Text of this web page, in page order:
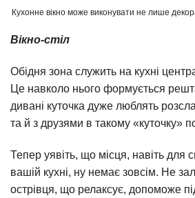
Кухонне вікно може виконувати не лише
Вікно-стіл
Обідня зона служить на кухні
Це навколо нього формується
дивані куточка дуже люблять
та й з друзями в такому «куточку»
Тепер уявіть, що місця, навіть для
вашій кухні, ну немає зовсім. Не
острівця, що релаксує, допоможе